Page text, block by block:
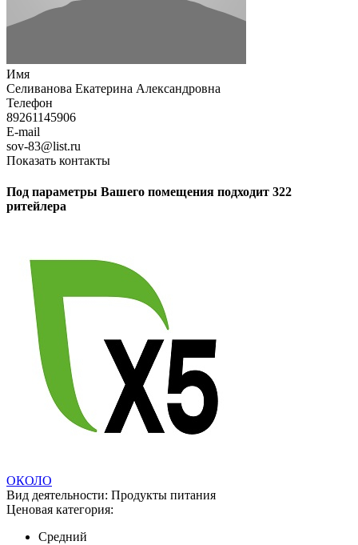
Имя
Селиванова Екатерина Александровна
Телефон
89261145906
E-mail
sov-83@list.ru
Показать контакты
Под параметры Вашего помещения подходит 322
ритейлера
ОКОЛО
Вид деятельности: Продукты питания
Ценовая категория:
Средний